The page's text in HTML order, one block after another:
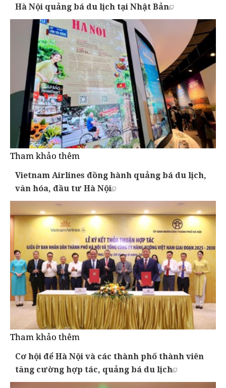
Hà Nội quảng bá du lịch tại Nhật Bản
Tham khảo thêm
Vietnam Airlines đồng hành quảng bá du lịch,
văn hóa, đầu tư Hà Nội
Tham khảo thêm
Cơ hội để Hà Nội và các thành phố thành viên
tăng cường hợp tác, quảng bá du lịch